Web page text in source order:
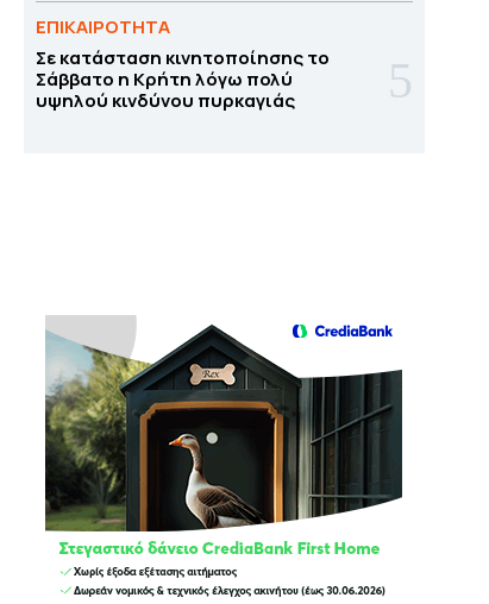
ΕΠΙΚΑΙΡΟΤΗΤΑ
Σε κατάσταση κινητοποίησης το
Σάββατο η Κρήτη λόγω πολύ
υψηλού κινδύνου πυρκαγιάς